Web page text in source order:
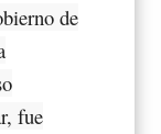
de
fue